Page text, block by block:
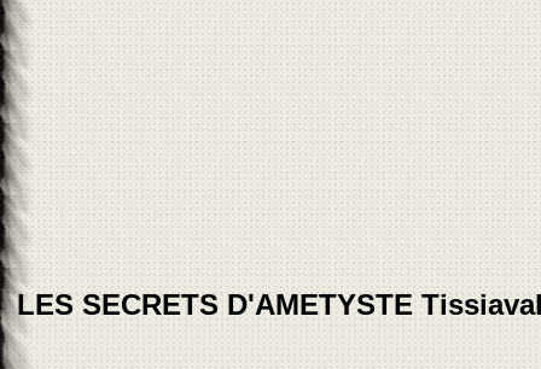
LES SECRETS D'AMETYSTE